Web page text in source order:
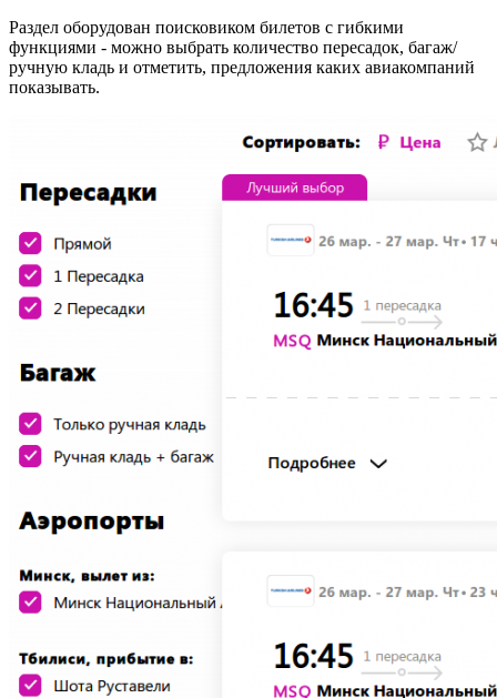
Раздел оборудован поисковиком билетов с гибкими
функциями - можно выбрать количество пересадок, багаж/
ручную кладь и отметить, предложения каких авиакомпаний
показывать.